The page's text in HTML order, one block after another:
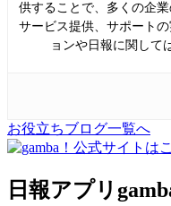
供することで、多くの企
サービス提供、サポート
ョンや日報に関して
お役立ちブログ一覧へ
日報アプリ